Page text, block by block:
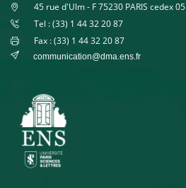
45 rue d'Ulm - F 75230 PARIS cedex 05
Tel : (33) 1 44 32 20 87
Fax : (33) 1 44 32 20 87
communication@dma.ens.fr